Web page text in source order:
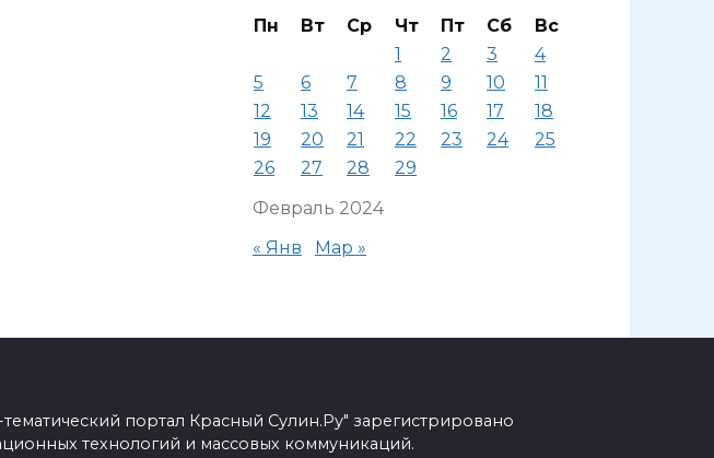
Февраль 2024
Пн Вт Ср Чт Пт Сб
Вс
1
2 3
4
5
6 7 8 9 10
11
12
13 14 15 16 17
18
19
20 21 22 23 24
25
26
27 28 29
« Янв Мар »
портал Красный Сулин.Ру" зарегистрировано
технологий и массовых коммуникаций.